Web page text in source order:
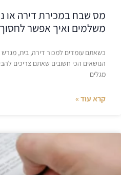
מס שבח במכירת דירה או
משלמים ואיך אפשר
כשאתם עומדים למכור דירה, בית,
הנושאים הכי חשובים שאתם צריכים
מגלים
קרא עוד »